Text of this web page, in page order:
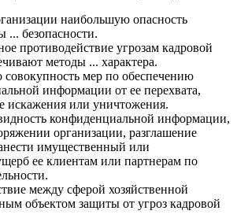
наибольшую опасность
... безопасности.
противодействие угрозам кадровой
методы ... характера.
совокупность мер по обеспечению
информации от ее перехвата,
искажения или уничтожения.
конфиденциальной информации,
организации, разглашение
имущественный или
ее клиентам или партнерам по
между сферой хозяйственной
объектом защиты от угроз кадровой